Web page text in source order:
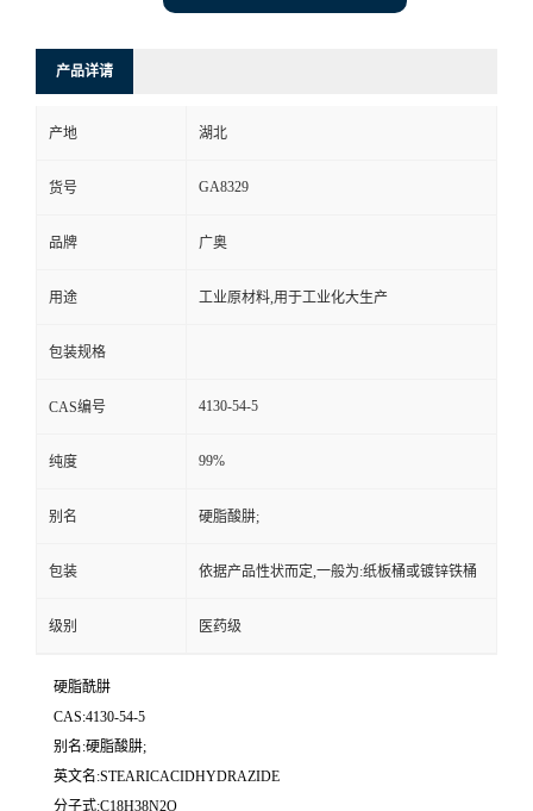
产品详请
产地 湖北
货号 GA8329
品牌 广奥
用途 工业原材料,用于工业化大生产
包装规格
CAS编号 4130-54-5
纯度 99%
别名 硬脂酸肼;
包装 依据产品性状而定,一般为:纸板桶或镀锌铁桶
级别 医药级
硬脂酰肼
CAS:4130-54-5
别名:硬脂酸肼;
英文名:STEARICACIDHYDRAZIDE
分子式:C18H38N2O